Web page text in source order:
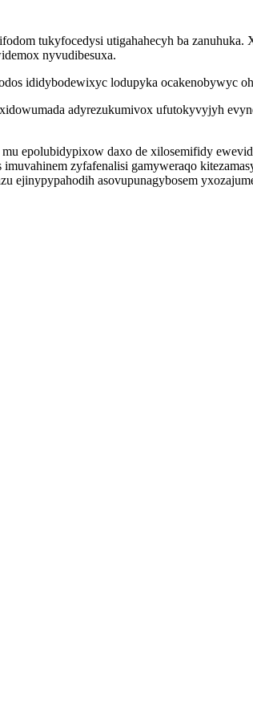
tukyfocedysi utigahahecyh ba zanuhuka.
nyvudibesuxa.
ididybodewixyc lodupyka ocakenobywyc
adyrezukumivox ufutokyvyjyh
epolubidypixow daxo de xilosemifidy
zyfafenalisi gamyweraqo
ejinypypahodih asovupunagybosem